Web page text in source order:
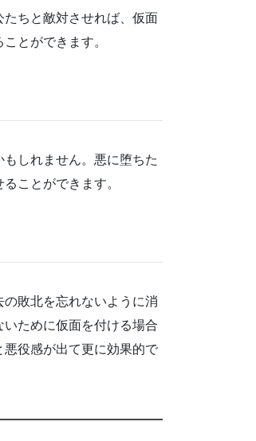
ちと敵対させれば、仮面
とができます。
しれません。悪に堕ちた
ことができます。
敗北を忘れないように消
ために仮面を付ける場合
役感が出て更に効果的で